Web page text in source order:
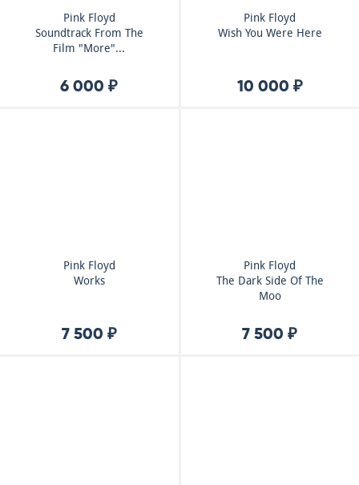
Pink Floyd
Soundtrack From The
Film "More"...
6 000 ₽
Pink Floyd
Wish You Were Here
10 000 ₽
Pink Floyd
Works
7 500 ₽
Pink Floyd
The Dark Side Of The
Moo
7 500 ₽